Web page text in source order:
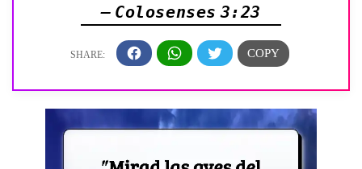
— Colosenses 3:23